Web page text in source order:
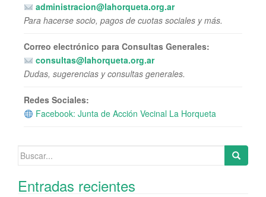
administracion@lahorqueta.org.ar
Para hacerse socio, pagos de cuotas sociales y más.
Correo electrónico para Consultas Generales:
consultas@lahorqueta.org.ar
Dudas, sugerencias y consultas generales.
Redes Sociales:
Facebook: Junta de Acción Vecinal La Horqueta
Buscar:
Entradas recientes